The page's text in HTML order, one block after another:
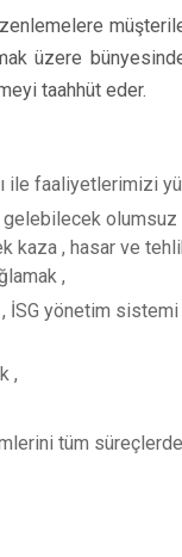
üzere
taahhüt eder.
ile faaliyetlerimizi
gelebilecek
kaza , hasar ve
,
yönetim sistemi
,
tüm